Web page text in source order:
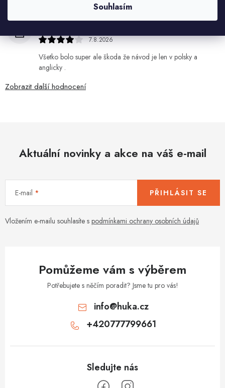
Souhlasím
7.8.2026
7.8.2026
Všetko bolo super ale škoda že návod je len v polsky a
anglicky .
Zobrazit další hodnocení
Aktuální novinky a akce na váš e-mail
E-mail
Vložením e-mailu souhlasíte s podmínkami ochrany osobních údajů
PŘIHLÁSIT SE
Pomůžeme vám s výběrem
Potřebujete s něčím poradit? Jsme tu pro vás!
info@huka.cz
+420777799661